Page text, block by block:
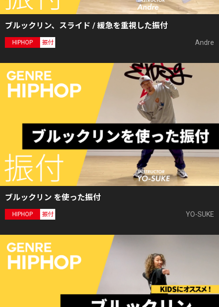
ブルックリン、スライド / 緩急を重視した振付
HIPHOP 振付 Andre
ブルックリン を使った振付
HIPHOP 振付 YO-SUKE